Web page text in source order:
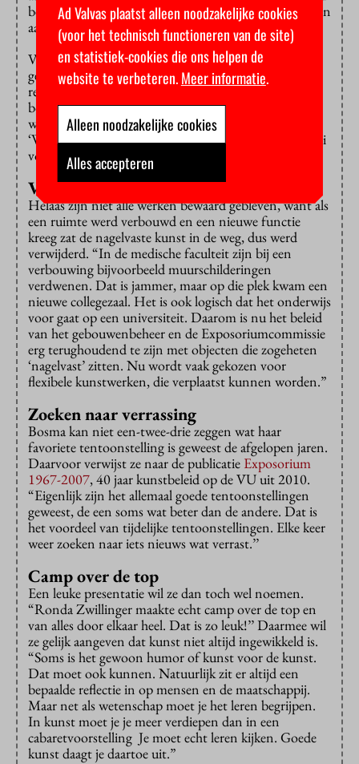
beschikbaar gesteld om regelmatig nieuwe kunstwerken
aan te schaffen.’’
Volgens Bosma heeft de VU ook heel goed gebruik
gemaakt van de 1%-regeling. Die hield in dat de
regering had vastgesteld dat één procent van de
bouwsom bij nieuwbouw gereserveerd diende te
worden voor een kunstopdracht. Het beeld
‘Wendingen’, bijgenaamd De Wokkel, is daar een mooi
voorbeeld van.
Verdwenen muurschilderingen
Helaas zijn niet alle werken bewaard gebleven, want als
een ruimte werd verbouwd en een nieuwe functie
kreeg zat de nagelvaste kunst in de weg, dus werd
verwijderd. “In de medische faculteit zijn bij een
verbouwing bijvoorbeeld muurschilderingen
verdwenen. Dat is jammer, maar op die plek kwam een
nieuwe collegezaal. Het is ook logisch dat het onderwijs
voor gaat op een universiteit. Daarom is nu het beleid
van het gebouwenbeheer en de Exposoriumcommissie
erg terughoudend te zijn met objecten die zogeheten
‘nagelvast’ zitten. Nu wordt vaak gekozen voor
flexibele kunstwerken, die verplaatst kunnen worden.”
Zoeken naar verrassing
Bosma kan niet een-twee-drie zeggen wat haar
favoriete tentoonstelling is geweest de afgelopen jaren.
Daarvoor verwijst ze naar de publicatie Exposorium
1967-2007, 40 jaar kunstbeleid op de VU uit 2010.
“Eigenlijk zijn het allemaal goede tentoonstellingen
geweest, de een soms wat beter dan de andere. Dat is
het voordeel van tijdelijke tentoonstellingen. Elke keer
weer zoeken naar iets nieuws wat verrast.’’
Camp over de top
Een leuke presentatie wil ze dan toch wel noemen.
“Ronda Zwillinger maakte echt camp over de top en
van alles door elkaar heel. Dat is zo leuk!’’ Daarmee wil
ze gelijk aangeven dat kunst niet altijd ingewikkeld is.
“Soms is het gewoon humor of kunst voor de kunst.
Dat moet ook kunnen. Natuurlijk zit er altijd een
bepaalde reflectie in op mensen en de maatschappij.
Maar net als wetenschap moet je het leren begrijpen.
In kunst moet je je meer verdiepen dan in een
cabaretvoorstelling Je moet echt leren kijken. Goede
kunst daagt je daartoe uit.”
Ad Valvas plaatst alleen noodzakelijke cookies
(voor het technisch functioneren van de site)
en statistiek-cookies die ons helpen de
website te verbeteren.Meer informatie.
Alleen noodzakelijke cookies
Alles accepteren